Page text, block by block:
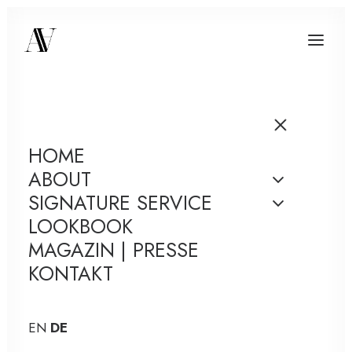
HOME
ABOUT
SIGNATURE SERVICE
LOOKBOOK
MAGAZIN | PRESSE
KONTAKT
EN DE